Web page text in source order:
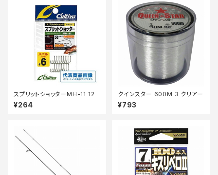
スプリットショッターMH-11 12
¥264
クインスター 600M 3 クリアー
¥793